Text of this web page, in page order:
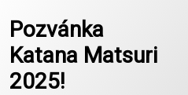
Pozvánka
Katana Matsuri
2025!